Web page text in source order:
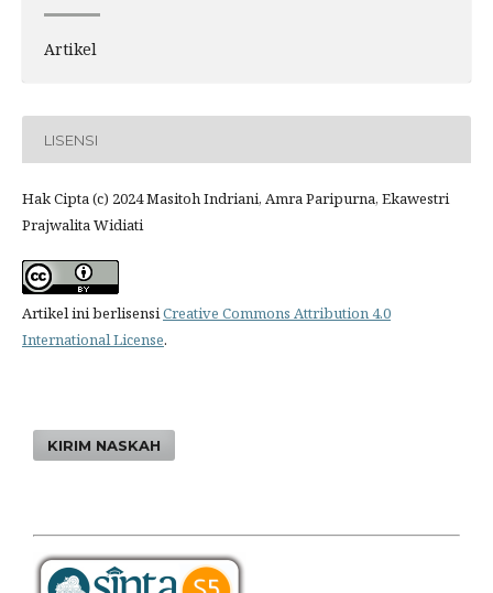
Artikel
LISENSI
Hak Cipta (c) 2024 Masitoh Indriani, Amra Paripurna, Ekawestri
Prajwalita Widiati
Artikel ini berlisensiCreative Commons Attribution 4.0
International License.
KIRIM NASKAH